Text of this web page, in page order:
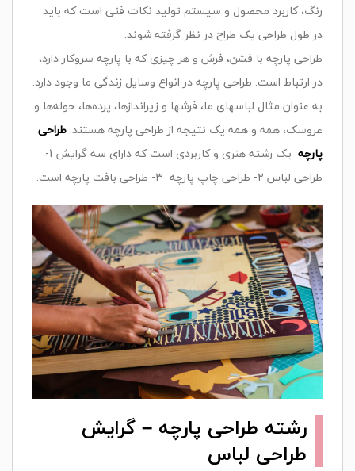
رنگ، کاربرد محصول و سیستم تولید نکات فنی است که باید
در طول طراحی یک طراح در نظر گرفته شوند.
طراحی پارچه با فشن، فرش و هر چیزی که با پارچه سروکار دارد،
در ارتباط است. طراحی پارچه در انواع وسایل زندگی ما وجود دارد.
به عنوان مثال لباسهای ما، فرشها و زیراندازها، پرده‌ها، حوله‌ها و
عروسک، همه و همه یک نتیجه از طراحی پارچه هستند. طراحی
پارچه
یک‌ رشته‌ هنری‌ و کاربردی‌ است‌ که‌ دارای‌ سه‌ گرایش‌ 1-
طراحی‌ لباس‌ 2- طراحی‌ چاپ‌ پارچه‌ 3- طراحی‌ بافت‌ پارچه‌ است.
رشته طراحی پارچه – گرایش‌
طراحی‌ لباس‌